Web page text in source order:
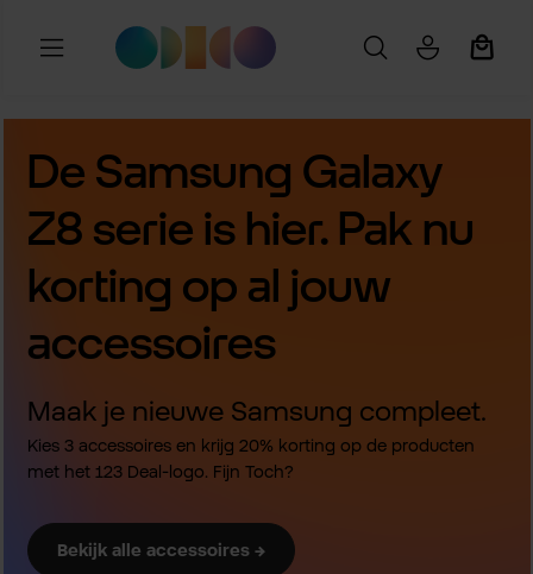
Ga naar de hoofdinhoud
De Samsung Galaxy
Z8 serie is hier. Pak nu
korting op al jouw
accessoires
Maak je nieuwe Samsung compleet.
Kies 3 accessoires en krijg 20% korting op de producten
met het 123 Deal-logo. Fijn Toch?
Bekijk alle accessoires →